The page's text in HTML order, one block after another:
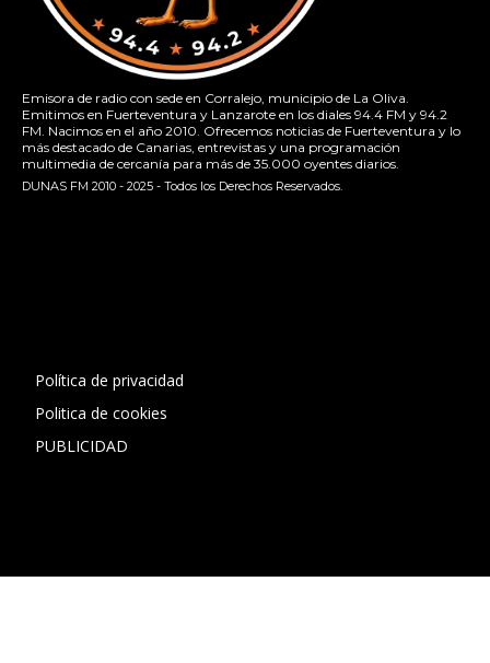
Emisora de radio con sede en Corralejo, municipio de La Oliva.
Emitimos en Fuerteventura y Lanzarote en los diales 94.4 FM y 94.2
FM. Nacimos en el año 2010. Ofrecemos noticias de Fuerteventura y lo
más destacado de Canarias, entrevistas y una programación
multimedia de cercanía para más de 35.000 oyentes diarios.
DUNAS FM 2010 - 2025 - Todos los Derechos Reservados.
Política de privacidad
Politica de cookies
PUBLICIDAD